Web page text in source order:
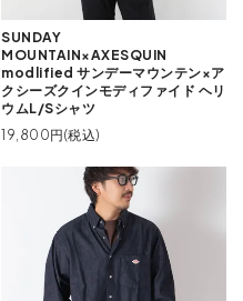
SUNDAY
MOUNTAIN×AXESQUIN
modlified サンデーマウンテン×ア
クシーズクインモディファイド ヘリ
ウムL/Sシャツ
19,800円(税込)